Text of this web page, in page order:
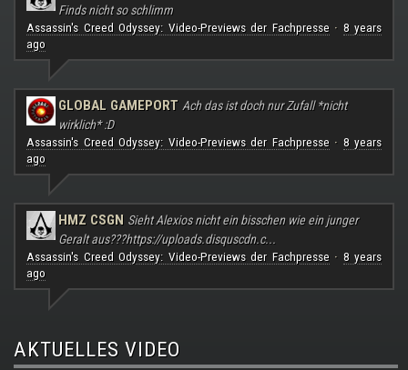
Finds nicht so schlimm
Assassin's Creed Odyssey: Video-Previews der Fachpresse· 8 years
ago
GLOBAL GAMEPORT Ach das ist doch nur Zufall *nicht
wirklich* :D
Assassin's Creed Odyssey: Video-Previews der Fachpresse· 8 years
ago
HMZ CSGN Sieht Alexios nicht ein bisschen wie ein junger
Geralt aus???https://uploads.disquscdn.c...
Assassin's Creed Odyssey: Video-Previews der Fachpresse· 8 years
ago
AKTUELLES VIDEO